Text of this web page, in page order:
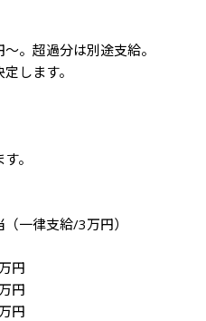
。超過分は別途支給。
します。
。
一律支給/3万円）
円
円
円